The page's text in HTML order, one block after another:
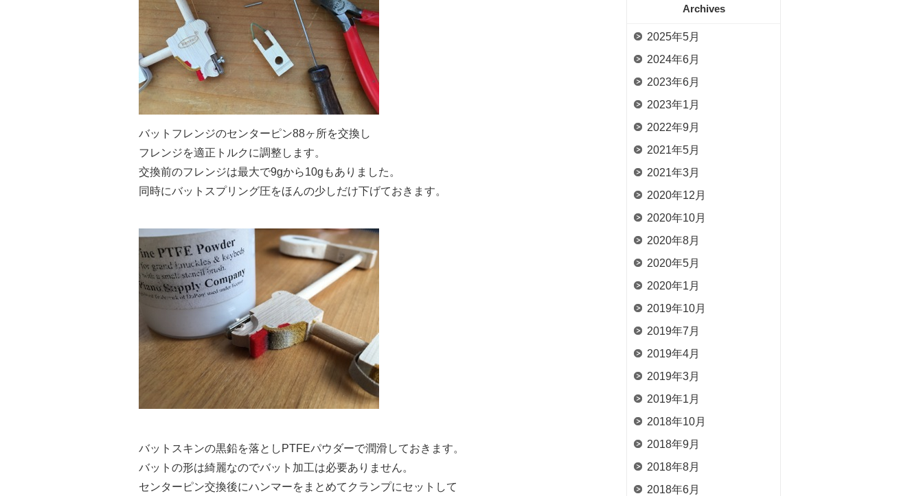
バットフレンジのセンターピン88ヶ所を交換し
フレンジを適正トルクに調整します。
交換前のフレンジは最大で9gから10gもありました。
同時にバットスプリング圧をほんの少しだけ下げておきます。
バットスキンの黒鉛を落としPTFEパウダーで潤滑しておきます。
バットの形は綺麗なのでバット加工は必要ありません。
センターピン交換後にハンマーをまとめてクランプにセットして
Archives
2025年5月
2024年6月
2023年6月
2023年1月
2022年9月
2021年5月
2021年3月
2020年12月
2020年10月
2020年8月
2020年5月
2020年1月
2019年10月
2019年7月
2019年4月
2019年3月
2019年1月
2018年10月
2018年9月
2018年8月
2018年6月